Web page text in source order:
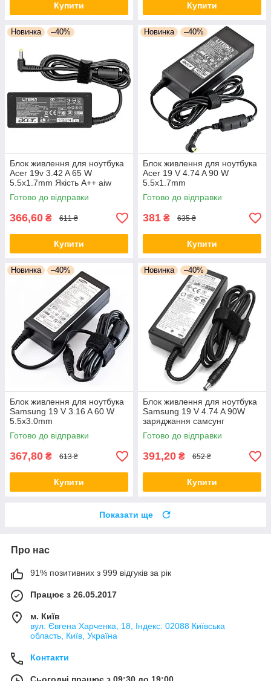
Купити Купити
Новинка –40%
Блок живлення для ноутбука
Acer 19v 3.42 A 65 W
5.5x1.7mm Якість А++ aiw
Готово до відправки
366,60 ₴ 611 ₴
Купити
Новинка –40%
Блок живлення для ноутбука
Acer 19 V 4.74 A 90 W
5.5x1.7mm
Готово до відправки
381 ₴ 635 ₴
Купити
Новинка –40%
Блок живлення для ноутбука
Samsung 19 V 3.16 A 60 W
5.5x3.0mm
Готово до відправки
367,80 ₴ 613 ₴
Купити
Новинка –40%
Блок живлення для ноутбука
Samsung 19 V 4.74 A 90W
заряджання самсунг
Готово до відправки
391,20 ₴ 652 ₴
Купити
Показати ще
Про нас
91% позитивних з 999 відгуків за рік
Працює з 26.05.2017
м. Київ
вул. Євгена Харченка, 18, Індекс: 02088 Київська
область, Київ, Україна
Контакти